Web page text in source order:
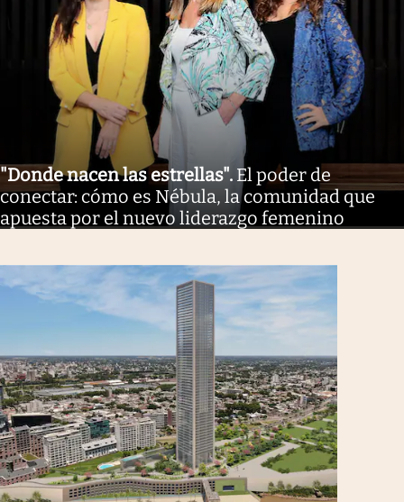
"Donde nacen las estrellas". El poder de
conectar: cómo es Nébula, la comunidad que
apuesta por el nuevo liderazgo femenino